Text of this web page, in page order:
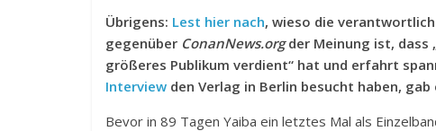
Übrigens: Lest hier nach, wieso die
gegenüber ConanNews.orgder Meinung ist, dass
größeres Publikum verdient“ hat und erfahrt
Interview den Verlag in Berlin besucht haben, gab
Bevor in 89 Tagen Yaiba ein letztes Mal als